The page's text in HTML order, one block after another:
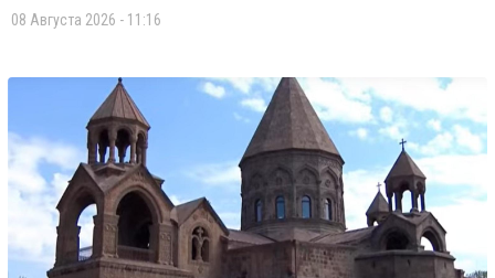
08 Августа 2026 - 11:16